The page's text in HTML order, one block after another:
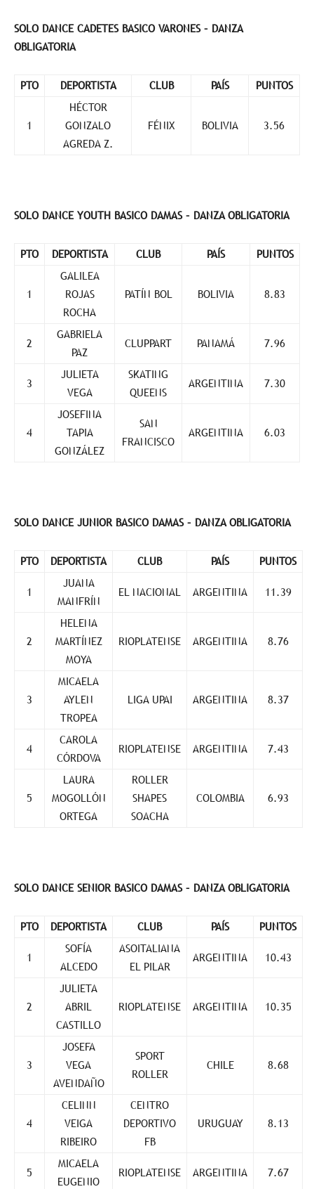
SOLO DANCE CADETES BASICO VARONES – DANZA
OBLIGATORIA
PTO DEPORTISTA CLUB PAÍS PUNTOS
1
HÉCTOR
GONZALO
AGREDA Z.
FÉNIX BOLIVIA 3.56
SOLO DANCE YOUTH BASICO DAMAS – DANZA OBLIGATORIA
PTO DEPORTISTA CLUB PAÍS PUNTOS
1
GALILEA
ROJAS
ROCHA
PATÍN BOL BOLIVIA 8.83
2
GABRIELA
PAZ
CLUPPART PANAMÁ 7.96
3
JULIETA
VEGA
SKATING
QUEENS
ARGENTINA 7.30
4
JOSEFINA
TAPIA
GONZÁLEZ
SAN
FRANCISCO
ARGENTINA 6.03
SOLO DANCE JUNIOR BASICO DAMAS – DANZA OBLIGATORIA
PTO DEPORTISTA CLUB PAÍS PUNTOS
1
JUANA
MANFRÍN
EL NACIONAL ARGENTINA 11.39
2
HELENA
MARTÍNEZ
MOYA
RIOPLATENSE ARGENTINA 8.76
3
MICAELA
AYLEN
TROPEA
LIGA UPAI ARGENTINA 8.37
4
CAROLA
CÓRDOVA
RIOPLATENSE ARGENTINA 7.43
5
LAURA
MOGOLLÓN
ORTEGA
ROLLER
SHAPES
SOACHA
COLOMBIA 6.93
SOLO DANCE SENIOR BASICO DAMAS – DANZA OBLIGATORIA
PTO DEPORTISTA CLUB PAÍS PUNTOS
1
SOFÍA
ALCEDO
ASOITALIANA
EL PILAR
ARGENTINA 10.43
2
JULIETA
ABRIL
CASTILLO
RIOPLATENSE ARGENTINA 10.35
3
JOSEFA
VEGA
AVENDAÑO
SPORT
ROLLER
CHILE 8.68
4
CELINN
VEIGA
RIBEIRO
CENTRO
DEPORTIVO
FB
URUGUAY 8.13
5
MICAELA
EUGENIO
RIOPLATENSE ARGENTINA 7.67